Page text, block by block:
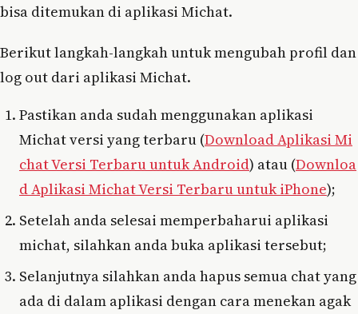
bisa ditemukan di aplikasi Michat.
Berikut langkah-langkah untuk mengubah profil dan
log out dari aplikasi Michat.
Pastikan anda sudah menggunakan aplikasi
Michat versi yang terbaru (Download Aplikasi Mi
chat Versi Terbaru untuk Android) atau (Downloa
d Aplikasi Michat Versi Terbaru untuk iPhone);
Setelah anda selesai memperbaharui aplikasi
michat, silahkan anda buka aplikasi tersebut;
Selanjutnya silahkan anda hapus semua chat yang
ada di dalam aplikasi dengan cara menekan agak